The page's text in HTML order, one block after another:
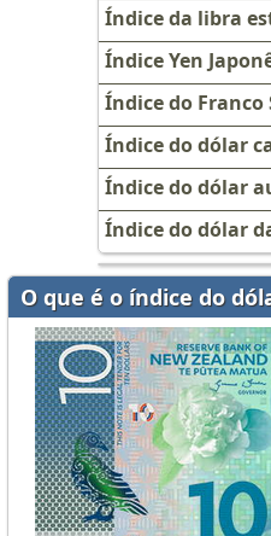
Índice da libra
Índice Yen
Índice do Franco
Índice do dólar
Índice do dólar
Índice do dólar
O que é o índice do